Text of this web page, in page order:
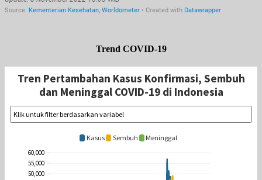
Trend COVID-19